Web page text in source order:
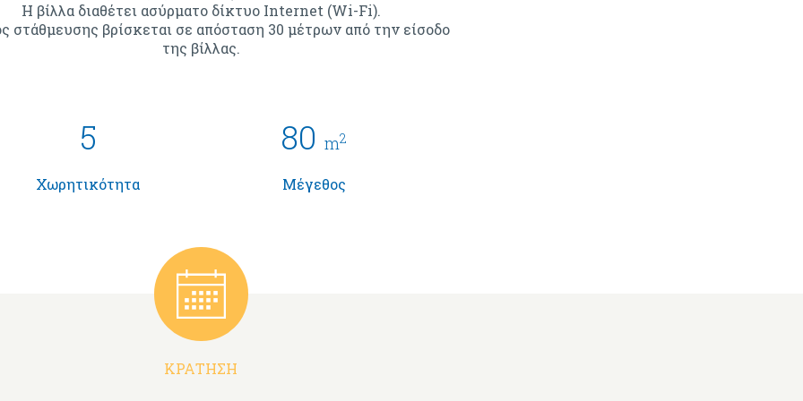
Η βίλλα διαθέτει ασύρματο δίκτυο Internet (Wi-Fi).
στάθμευσης βρίσκεται σε απόσταση 30 μέτρων από την είσοδο
της βίλλας.
5
Χωρητικότητα
80 m2
Μέγεθος
ΚΡΆΤΗΣΗ